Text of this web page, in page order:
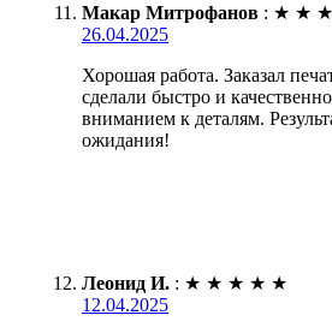
Макар Митрофанов : ★ ★ ★
26.04.2025
Хорошая работа. Заказал
сделали быстро и
вниманием к деталям.
ожидания!
Леонид И. : ★ ★ ★ ★ ★
12.04.2025